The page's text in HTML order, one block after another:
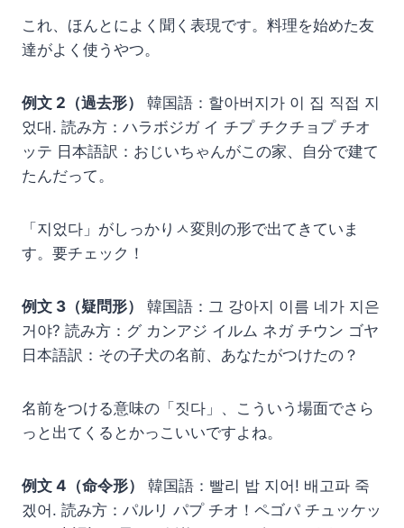
これ、ほんとによく聞く表現です。料理を始めた友
達がよく使うやつ。
例文 2（過去形）
韓国語：할아버지가 이 집 직접 지
었대. 読み方：ハラボジガ イ チプ チクチョプ チオ
ッテ 日本語訳：おじいちゃんがこの家、自分で建て
たんだって。
「지었다」がしっかりㅅ変則の形で出てきていま
す。要チェック！
例文 3（疑問形）
韓国語：그 강아지 이름 네가 지은
거야? 読み方：グ カンアジ イルム ネガ チウン ゴヤ
日本語訳：その子犬の名前、あなたがつけたの？
名前をつける意味の「짓다」、こういう場面でさら
っと出てくるとかっこいいですよね。
例文 4（命令形）
韓国語：빨리 밥 지어! 배고파 죽
겠어. 読み方：パルリ パプ チオ！ペゴパ チュッケッ